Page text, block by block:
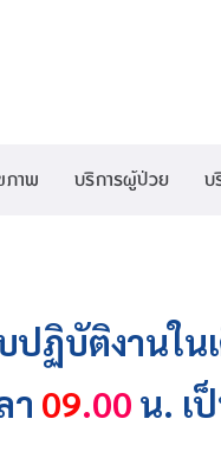
ภาพ บริการผู้ป่วย บ
ปฏิบัติงานใ
า 09.00 น. เ